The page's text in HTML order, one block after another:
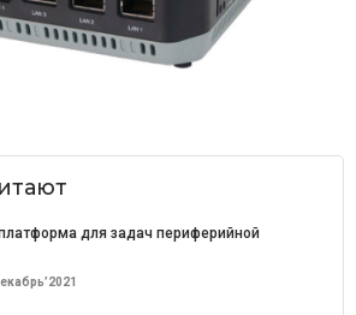
для задач периферийной